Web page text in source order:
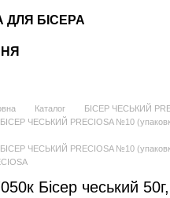
ДЛЯ БІСЕРА
Каталог
БІСЕР ЧЕСЬКИЙ
БІСЕР ЧЕСЬКИЙ PRECIOSA №10 (упаковка
БІСЕР ЧЕСЬКИЙ PRECIOSA №10 (упаковка
Бісер чеський